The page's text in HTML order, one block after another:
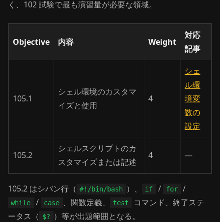
く、102 試験で最も演習量が必要な領域。
Objective 内容 Weight
対応
記事
105.1
シェル環境のカスタマ
イズと使用
4
シェ
ル環
境変
数の
設定
105.2
シェルスクリプトのカ
スタマイズまたは記述
4 —
105.2 はシバン行（ #!/bin/bash ）、 if / for /
while / case 、関数定義、 test
コマンド、終了ステ
ータス（ $? ）等が出題範囲となる。